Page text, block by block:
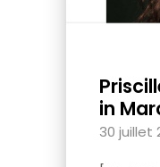
in
30 juillet